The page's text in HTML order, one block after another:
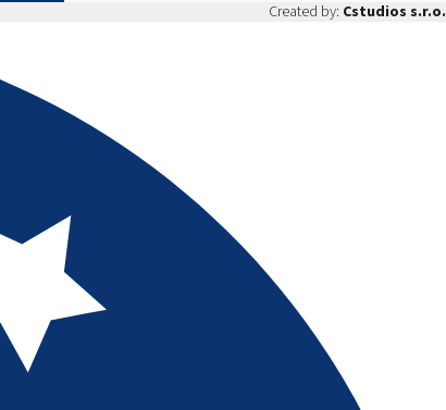
Created by: Cstudios s.r.o.